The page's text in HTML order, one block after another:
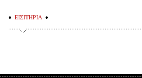
ΕΙΣΙΤΗΡΙΑ